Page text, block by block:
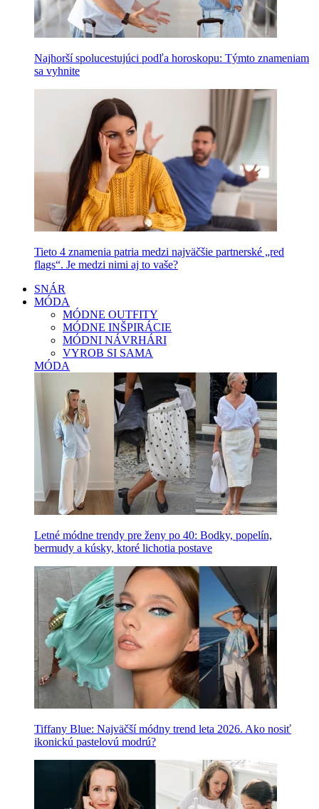
Najhorší spolucestujúci podľa horoskopu: Týmto znameniam
sa vyhnite
Tieto 4 znamenia patria medzi najväčšie partnerské „red
flags“. Je medzi nimi aj to vaše?
SNÁR
MÓDA
MÓDNE OUTFITY
MÓDNE INŠPIRÁCIE
MÓDNI NÁVRHÁRI
VYROB SI SAMA
MÓDA
Letné módne trendy pre ženy po 40: Bodky, popelín,
bermudy a kúsky, ktoré lichotia postave
Tiffany Blue: Najväčší módny trend leta 2026. Ako nosiť
ikonickú pastelovú modrú?